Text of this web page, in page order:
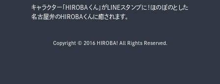
キャラクター「HIROBAくん」がLINEスタンプに！ほのぼのとした
名古屋弁のHIROBAくんに癒されます。
Copyright © 2016 HIROBA! All Rights Reserved.